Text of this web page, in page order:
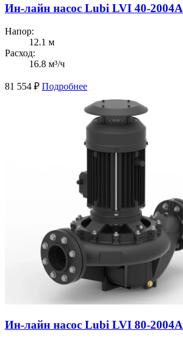
Ин-лайн насос Lubi LVI 40-2004A
Напор:
12.1 м
Расход:
16.8 м³/ч
81 554 ₽ Подробнее
Ин-лайн насос Lubi LVI 80-2004A